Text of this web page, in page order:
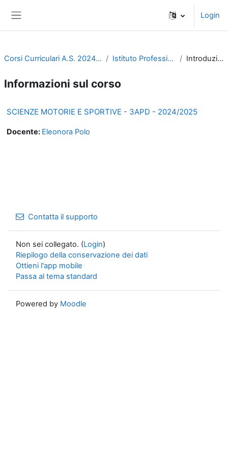
Login
Corsi Curriculari A.S. 2024-2025 Istituto Professionale Introduzione
Informazioni sul corso
SCIENZE MOTORIE E SPORTIVE - 3APD - 2024/2025
Docente: Eleonora Polo
Contatta il supporto
Non sei collegato. (Login)
Riepilogo della conservazione dei dati
Ottieni l'app mobile
Passa al tema standard
Powered by Moodle